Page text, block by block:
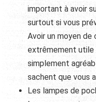
important à avoir
surtout si vous
Avoir un moyen
extrêmement utile
simplement
sachent que vous
Les lampes de